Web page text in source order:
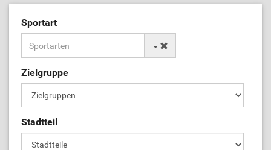
Sportart
Zielgruppe
Stadtteil